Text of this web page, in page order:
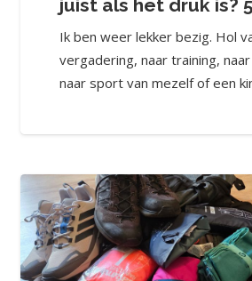
juist als het druk is?
Ik ben weer lekker bezig. Hol
vergadering, naar training,
naar sport van mezelf of een